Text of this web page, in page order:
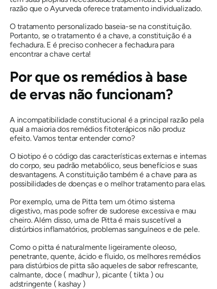
razão que o Ayurveda oferece tratamento individualizado.
O tratamento personalizado baseia-se na constituição.
Portanto, se o tratamento é a chave, a constituição é a
fechadura. E é preciso conhecer a fechadura para
encontrar a chave certa!
Por que os remédios à base
de ervas não funcionam?
A incompatibilidade constitucional é a principal razão pela
qual a maioria dos remédios fitoterápicos não produz
efeito. Vamos tentar entender como?
O biotipo é o código das características externas e internas
do corpo, seu padrão metabólico, seus benefícios e suas
desvantagens. A constituição também é a chave para as
possibilidades de doenças e o melhor tratamento para elas.
Por exemplo, uma de Pitta tem um ótimo sistema
digestivo, mas pode sofrer de sudorese excessiva e mau
cheiro. Além disso, umade Pittaé mais suscetível a
distúrbios inflamatórios, problemas sanguíneos e de pele.
Como o pitta é naturalmente ligeiramente oleoso,
penetrante, quente, ácido e fluido, os melhores remédios
para distúrbiosde pitta são aqueles de sabor refrescante,
calmante, doce ( madhur), picante (tikta) ou
adstringente ( kashay)